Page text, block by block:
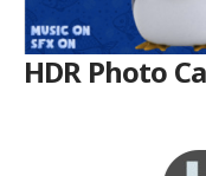
HDR Photo